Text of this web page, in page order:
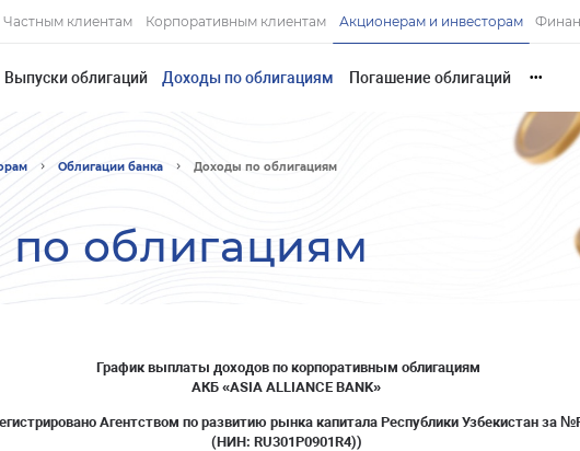
Частным клиентам Корпоративным клиентам Акционерам и инвесторам
Выпуски облигаций Доходы по облигациям Погашение облигаций •••
Облигации банка Доходы по облигациям
облигациям
График выплаты доходов по корпоративным облигациям
АКБ «ASIA ALLIANCE BANK»
Агентством по развитию рынка капитала Республики Узбекистан за
(НИН: RU301P0901R4))